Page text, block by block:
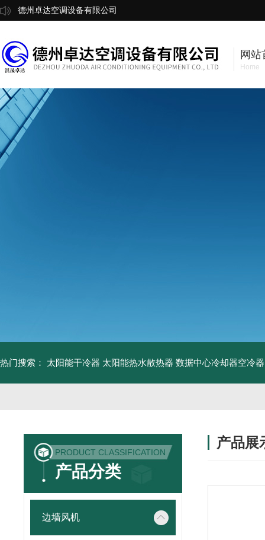
德州卓达空调设备有限公司
网站
Home
热门搜索： 太阳能干冷器 太阳能热水散热器 数据中心冷却器空冷器
PRODUCT CLASSIFICATION
产品分类
边墙风机
产品展